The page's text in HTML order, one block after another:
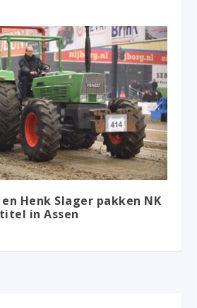
en Henk Slager pakken NK
in Assen